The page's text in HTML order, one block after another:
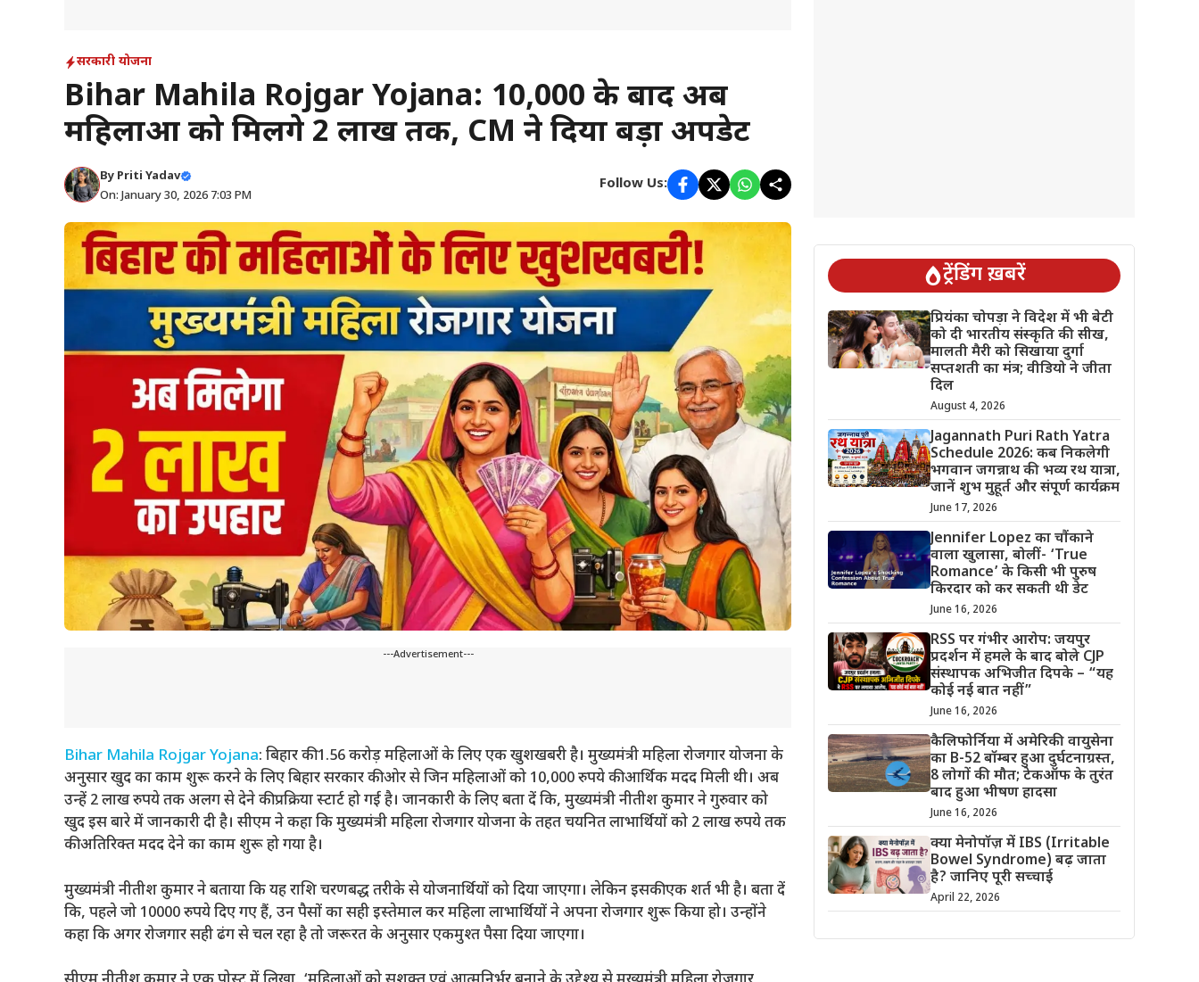
सरकारी योजना
Bihar Mahila Rojgar Yojana: 10,000 के बाद अब
महिलाओं को मिलेंगे 2 लाख तक, CM ने दिया बड़ा अपडेट
By Priti Yadav
On: January 30, 2026 7:03 PM
Follow Us:
---Advertisement---
Bihar Mahila Rojgar Yojana: बिहार की 1.56 करोड़ महिलाओं के लिए एक खुशखबरी है। मुख्यमंत्री महिला रोजगार योजना के
अनुसार खुद का काम शुरू करने के लिए बिहार सरकार की ओर से जिन महिलाओं को 10,000 रुपये की आर्थिक मदद मिली थी। अब
उन्हें 2 लाख रुपये तक अलग से देने की प्रक्रिया स्टार्ट हो गई है। जानकारी के लिए बता दें कि, मुख्यमंत्री नीतीश कुमार ने गुरुवार को
खुद इस बारे में जानकारी दी है। सीएम ने कहा कि मुख्यमंत्री महिला रोजगार योजना के तहत चयनित लाभार्थियों को 2 लाख रुपये तक
की अतिरिक्त मदद देने का काम शुरू हो गया है।
मुख्यमंत्री नीतीश कुमार ने बताया कि यह राशि चरणबद्ध तरीके से योजनार्थियों को दिया जाएगा। लेकिन इसकी एक शर्त भी है। बता दें
कि, पहले जो 10000 रुपये दिए गए हैं, उन पैसों का सही इस्तेमाल कर महिला लाभार्थियों ने अपना रोजगार शुरू किया हो। उन्होंने
कहा कि अगर रोजगार सही ढंग से चल रहा है तो जरूरत के अनुसार एकमुश्त पैसा दिया जाएगा।
ट्रेंडिंग ख़बरें
प्रियंका चोपड़ा ने विदेश में भी बेटी
को दी भारतीय संस्कृति की सीख,
मालती मैरी को सिखाया दुर्गा
सप्तशती का मंत्र; वीडियो ने जीता
दिल
August 4, 2026
Jagannath Puri Rath Yatra
Schedule 2026: कब निकलेगी
भगवान जगन्नाथ की भव्य रथ यात्रा,
जानें शुभ मुहूर्त और संपूर्ण कार्यक्रम
June 17, 2026
Jennifer Lopez का चौंकाने
वाला खुलासा, बोलीं- ‘True
Romance’ के किसी भी पुरुष
किरदार को कर सकती थी डेट
June 16, 2026
RSS पर गंभीर आरोप: जयपुर
प्रदर्शन में हमले के बाद बोले CJP
संस्थापक अभिजीत दिपके – “यह
कोई नई बात नहीं”
June 16, 2026
कैलिफोर्निया में अमेरिकी वायुसेना
का B-52 बॉम्बर हुआ दुर्घटनाग्रस्त,
8 लोगों की मौत; टेकऑफ के तुरंत
बाद हुआ भीषण हादसा
June 16, 2026
क्या मेनोपॉज़ में IBS (Irritable
Bowel Syndrome) बढ़ जाता
है? जानिए पूरी सच्चाई
April 22, 2026